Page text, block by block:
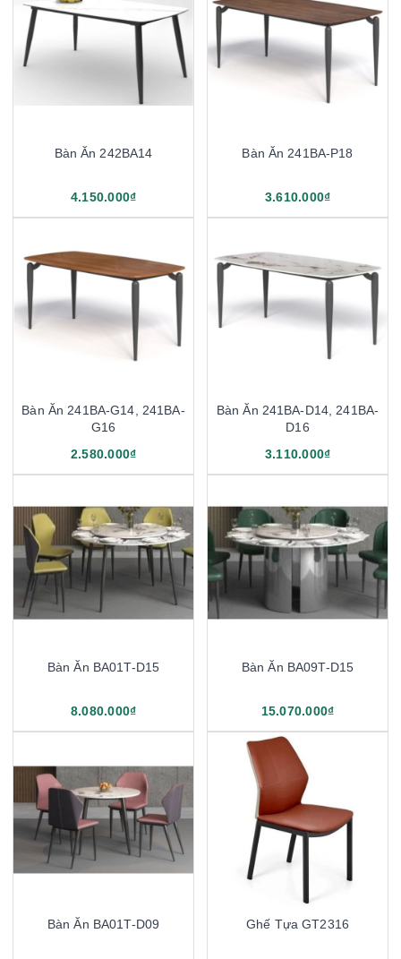
Bàn Ăn 242BA14
4.150.000₫
Bàn Ăn 241BA-P18
3.610.000₫
Bàn Ăn 241BA-G14, 241BA-
G16
2.580.000₫
Bàn Ăn 241BA-D14, 241BA-
D16
3.110.000₫
Bàn Ăn BA01T-D15
8.080.000₫
Bàn Ăn BA09T-D15
15.070.000₫
Bàn Ăn BA01T-D09 Ghế Tựa GT2316